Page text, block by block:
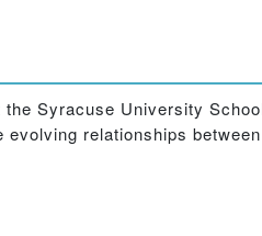
Syracuse University
relationships